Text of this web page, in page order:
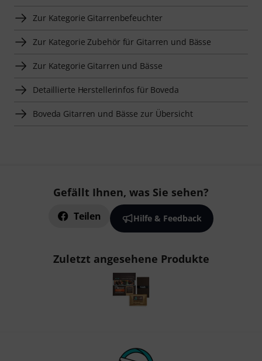
Zur Kategorie Gitarrenbefeuchter
Zur Kategorie Zubehör für Gitarren und Bässe
Zur Kategorie Gitarren und Bässe
Detaillierte Herstellerinfos für Boveda
Boveda Gitarren und Bässe zur Übersicht
Gefällt Ihnen, was Sie sehen?
Teilen Hilfe & Feedback
Zuletzt angesehene Produkte